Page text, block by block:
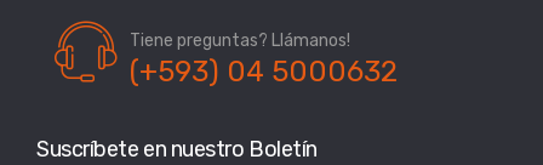
Tiene preguntas? Llámanos!
(+593) 04 5000632
Suscríbete en nuestro Boletín